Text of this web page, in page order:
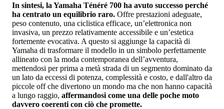
In sintesi, la Yamaha Ténéré 700 ha avuto successo perché
ha centrato un equilibrio raro. Offre prestazioni adeguate,
peso contenuto, una ciclistica efficace, un’elettronica non
invasiva, un prezzo relativamente accessibile e un’estetica
fortemente evocativa. A questo si aggiunge la capacità di
Yamaha di trasformare il modello in un simbolo perfettamente
allineato con la moda contemporanea dell’avventura,
mettendosi per prima a metà strada di un segmento dominato da
un lato da eccessi di potenza, complessità e costo, e dall'altro da
piccole off che divertono un mondo ma che non hanno capacità
a lungo raggio, affermandosi come una delle poche moto
davvero coerenti con ciò che promette.